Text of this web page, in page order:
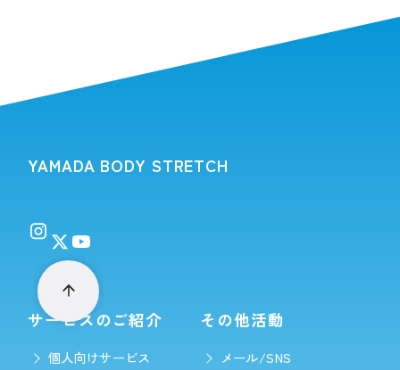
YAMADA BODY STRETCH
サービスのご紹介
個人向けサービス
その他活動
メール/SNS